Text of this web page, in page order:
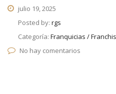
julio 19, 2025
Posted by: rgs
Categoría: Franquicias /
No hay comentarios